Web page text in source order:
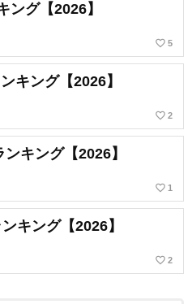
グ【2026】
favorite_border 5
キング【2026】
favorite_border 2
キング【2026】
favorite_border 1
キング【2026】
favorite_border 2